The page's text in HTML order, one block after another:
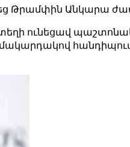
Անկարա
ունեցավ